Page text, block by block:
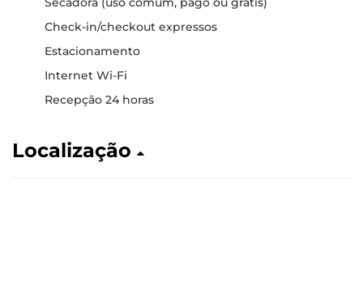
Check-in/checkout expressos
Estacionamento
Internet Wi-Fi
Recepção 24 horas
Localização